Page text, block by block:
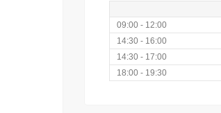
09:00 - 12:00
14:30 - 16:00
14:30 - 17:00
18:00 - 19:30